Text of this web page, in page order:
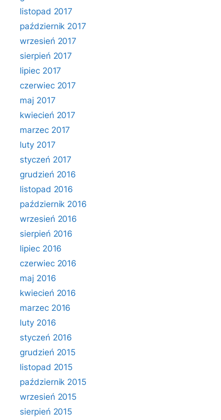
listopad 2017
październik 2017
wrzesień 2017
sierpień 2017
lipiec 2017
czerwiec 2017
maj 2017
kwiecień 2017
marzec 2017
luty 2017
styczeń 2017
grudzień 2016
listopad 2016
październik 2016
wrzesień 2016
sierpień 2016
lipiec 2016
czerwiec 2016
maj 2016
kwiecień 2016
marzec 2016
luty 2016
styczeń 2016
grudzień 2015
listopad 2015
październik 2015
wrzesień 2015
sierpień 2015